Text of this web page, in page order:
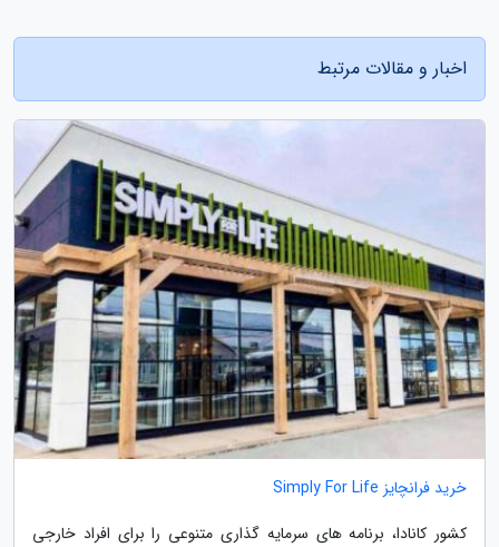
اخبار و مقالات مرتبط
خرید فرانچایز Simply For Life
کشور کانادا، برنامه های سرمایه گذاری متنوعی را برای افراد خارجی